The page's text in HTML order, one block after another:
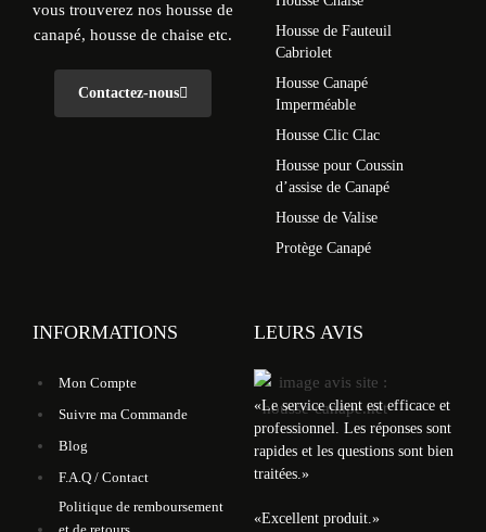
vous trouverez nos housse de
canapé, housse de chaise etc.
Contactez-nous
Housse de Fauteuil
Cabriolet
Housse Canapé
Imperméable
Housse Clic Clac
Housse pour Coussin
d’assise de Canapé
Housse de Valise
Protège Canapé
INFORMATIONS
Mon Compte
Suivre ma Commande
Blog
F.A.Q / Contact
Politique de remboursement
LEURS AVIS
«Le service client est efficace et
professionnel. Les réponses sont
rapides et les questions sont bien
traitées.»
«Excellent produit.»